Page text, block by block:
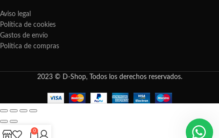
Aviso legal
Política de cookies
Gastos de envío
Política de compras
2023 © D-Shop, Todos los derechos reservados.
0